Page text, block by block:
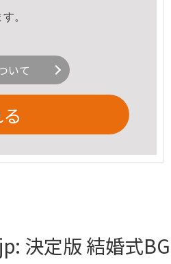
。
いて
決定版 結婚式